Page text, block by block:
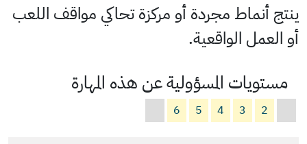
ينتج أنماط مجردة أو مركزة تحاكي مواقف اللعب
أو العمل الواقعية.
مستويات المسؤولية عن هذه المهارة
2
3
4
5
6